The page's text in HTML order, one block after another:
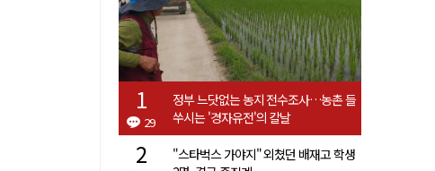
29
정부 느닷없는 농지 전수조사…농촌 들
쑤시는 '경자유전'의 칼날
"스타벅스 가야지" 외쳤던 배재고 학생